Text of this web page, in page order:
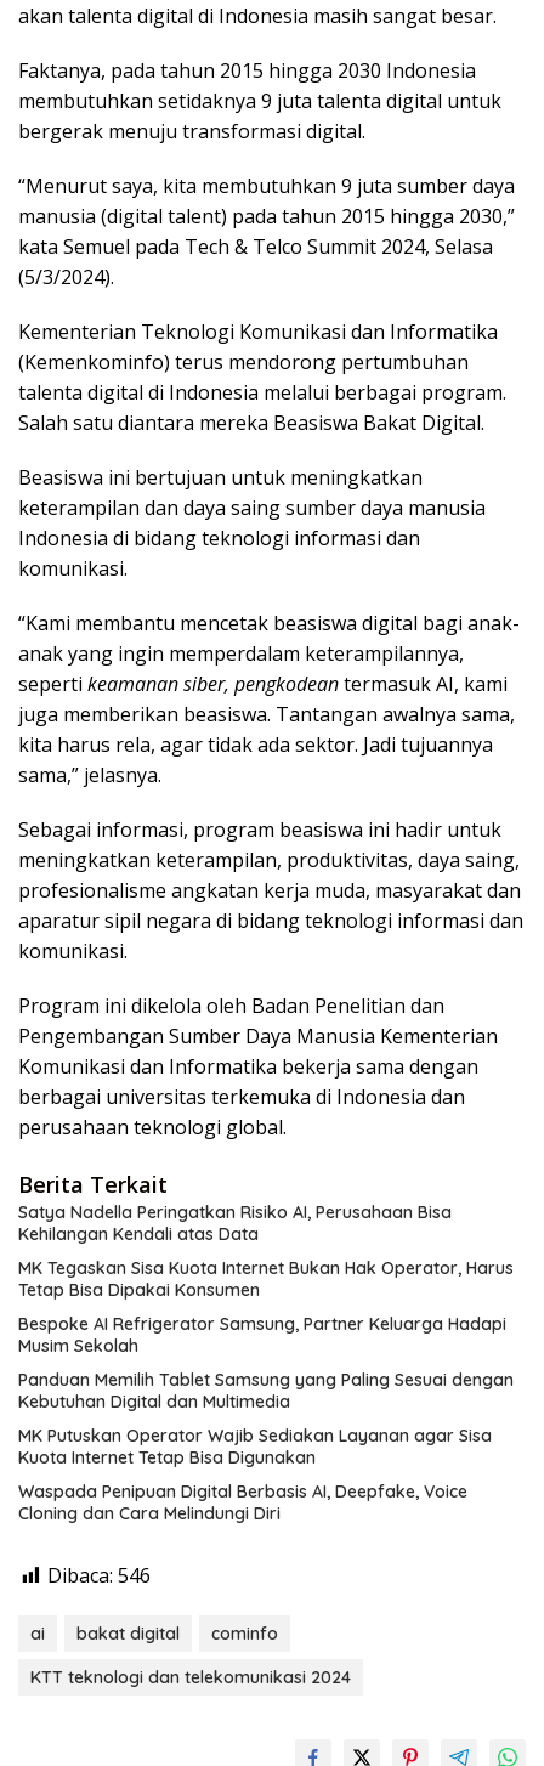
akan talenta digital di Indonesia masih sangat besar.
Faktanya, pada tahun 2015 hingga 2030 Indonesia
membutuhkan setidaknya 9 juta talenta digital untuk
bergerak menuju transformasi digital.
“Menurut saya, kita membutuhkan 9 juta sumber daya
manusia (digital talent) pada tahun 2015 hingga 2030,”
kata Semuel pada Tech & Telco Summit 2024, Selasa
(5/3/2024).
Kementerian Teknologi Komunikasi dan Informatika
(Kemenkominfo) terus mendorong pertumbuhan
talenta digital di Indonesia melalui berbagai program.
Salah satu diantara mereka Beasiswa Bakat Digital.
Beasiswa ini bertujuan untuk meningkatkan
keterampilan dan daya saing sumber daya manusia
Indonesia di bidang teknologi informasi dan
komunikasi.
“Kami membantu mencetak beasiswa digital bagi anak-
anak yang ingin memperdalam keterampilannya,
seperti keamanan siber, pengkodeantermasuk AI, kami
juga memberikan beasiswa. Tantangan awalnya sama,
kita harus rela, agar tidak ada sektor. Jadi tujuannya
sama,” jelasnya.
Sebagai informasi, program beasiswa ini hadir untuk
meningkatkan keterampilan, produktivitas, daya saing,
profesionalisme angkatan kerja muda, masyarakat dan
aparatur sipil negara di bidang teknologi informasi dan
komunikasi.
Program ini dikelola oleh Badan Penelitian dan
Pengembangan Sumber Daya Manusia Kementerian
Komunikasi dan Informatika bekerja sama dengan
berbagai universitas terkemuka di Indonesia dan
perusahaan teknologi global.
Berita Terkait
Satya Nadella Peringatkan Risiko AI, Perusahaan Bisa
Kehilangan Kendali atas Data
MK Tegaskan Sisa Kuota Internet Bukan Hak Operator, Harus
Tetap Bisa Dipakai Konsumen
Bespoke AI Refrigerator Samsung, Partner Keluarga Hadapi
Musim Sekolah
Panduan Memilih Tablet Samsung yang Paling Sesuai dengan
Kebutuhan Digital dan Multimedia
MK Putuskan Operator Wajib Sediakan Layanan agar Sisa
Kuota Internet Tetap Bisa Digunakan
Waspada Penipuan Digital Berbasis AI, Deepfake, Voice
Cloning dan Cara Melindungi Diri
Dibaca: 546
ai bakat digital
cominfo
KTT teknologi dan telekomunikasi 2024